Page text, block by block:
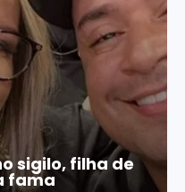
sigilo, filha de
fama